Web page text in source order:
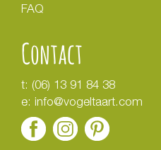
FAQ
Contact
t: (06) 13 91 84 38
e: info@vogeltaart.com